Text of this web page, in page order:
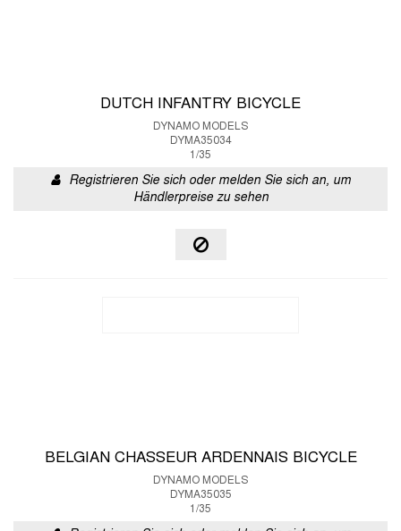
DUTCH INFANTRY BICYCLE
DYNAMO MODELS
DYMA35034
1/35
Registrieren Sie sich oder melden Sie sich an, um
Händlerpreise zu sehen
BELGIAN CHASSEUR ARDENNAIS BICYCLE
DYNAMO MODELS
DYMA35035
1/35